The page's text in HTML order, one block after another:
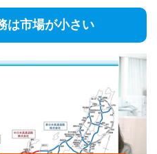
は市場が小さい